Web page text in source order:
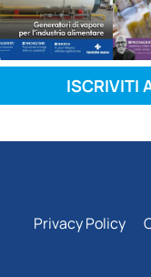
ISCRIVITI
Privacy Policy